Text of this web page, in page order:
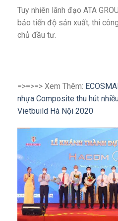
Tuy nhiên lãnh đạo ATA
bảo tiến độ sản xuất, thi
chủ đầu tư.
=>=>=> Xem Thêm:
nhựa Composite thu hút
Vietbuild Hà Nội 2020